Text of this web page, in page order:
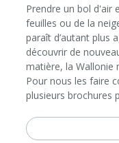
Prendre un bol d'air
feuilles ou de la
paraît d’autant plus
découvrir de
matière, la Wallonie
Pour nous les faire
plusieurs brochures